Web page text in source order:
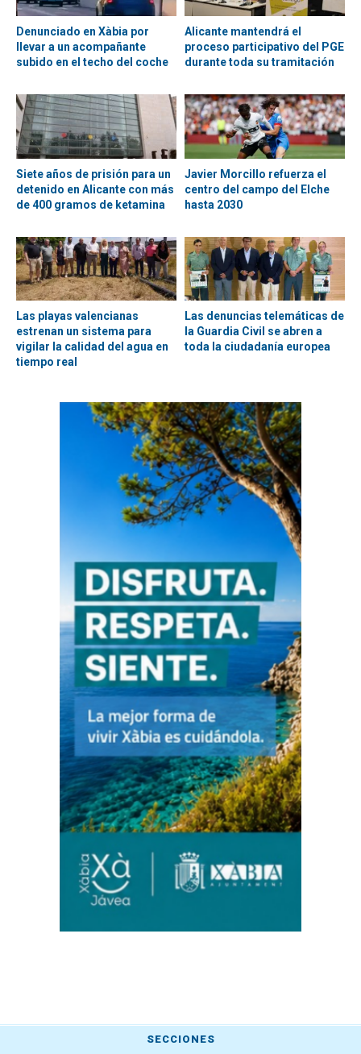
Denunciado en Xàbia por
llevar a un acompañante
subido en el techo del coche
Alicante mantendrá el
proceso participativo del PGE
durante toda su tramitación
Siete años de prisión para un
detenido en Alicante con más
de 400 gramos de ketamina
Javier Morcillo refuerza el
centro del campo del Elche
hasta 2030
Las playas valencianas
estrenan un sistema para
vigilar la calidad del agua en
tiempo real
Las denuncias telemáticas de
la Guardia Civil se abren a
toda la ciudadanía europea
SECCIONES